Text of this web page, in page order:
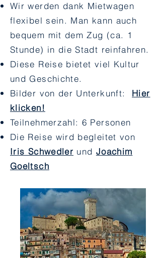
Wir werden dank Mietwagen
flexibel sein. Man kann auch
bequem mit dem Zug (ca. 1
Stunde) in die Stadt reinfahren.
Diese Reise bietet viel Kultur
und Geschichte.
Bilder von der Unterkunft: Hier
klicken!
Teilnehmerzahl: 6 Personen
Die Reise wird begleitet von
Iris Schwedler und Joachim
Goeltsch